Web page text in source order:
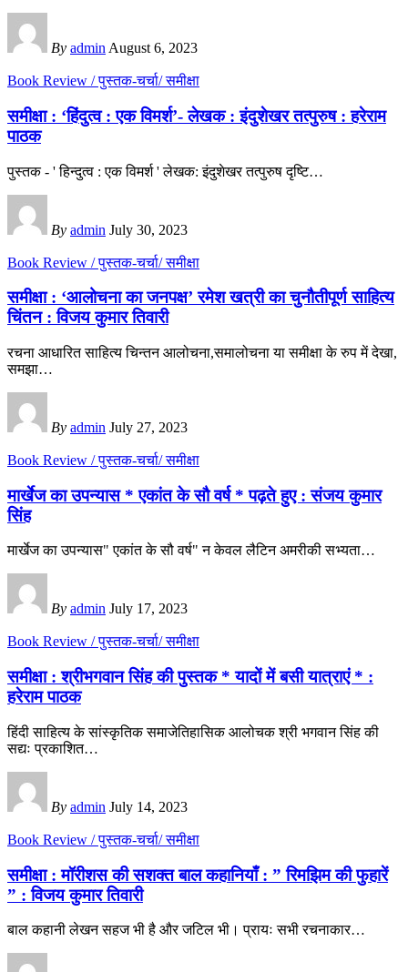
By admin August 6, 2023
Book Review / पुस्तक-चर्चा/ समीक्षा
समीक्षा : ‘हिंदुत्व : एक विमर्श’- लेखक : इंदुशेखर तत्पुरुष : हरेराम
पाठक
पुस्तक - ' हिन्दुत्व : एक विमर्श ' लेखक: इंदुशेखर तत्पुरुष दृष्टि…
By admin July 30, 2023
Book Review / पुस्तक-चर्चा/ समीक्षा
समीक्षा : ‘आलोचना का जनपक्ष’ रमेश खत्री का चुनौतीपूर्ण साहित्य
चिंतन : विजय कुमार तिवारी
रचना आधारित साहित्य चिन्तन आलोचना,समालोचना या समीक्षा के रुप में देखा,
समझा…
By admin July 27, 2023
Book Review / पुस्तक-चर्चा/ समीक्षा
मार्खेज का उपन्यास * एकांत के सौ वर्ष * पढ़ते हुए : संजय कुमार
सिंह
मार्खेज का उपन्यास" एकांत के सौ वर्ष" न केवल लैटिन अमरीकी सभ्यता…
By admin July 17, 2023
Book Review / पुस्तक-चर्चा/ समीक्षा
समीक्षा : श्रीभगवान सिंह की पुस्तक * यादों में बसी यात्राएं * :
हरेराम पाठक
हिंदी साहित्य के सांस्कृतिक समाजेतिहासिक आलोचक श्री भगवान सिंह की
सद्यः प्रकाशित…
By admin July 14, 2023
Book Review / पुस्तक-चर्चा/ समीक्षा
समीक्षा : मॉरीशस की सशक्त बाल कहानियाँ : ” रिमझिम की फुहारें
” : विजय कुमार तिवारी
बाल कहानी लेखन सहज भी है और जटिल भी। प्रायः सभी रचनाकार…